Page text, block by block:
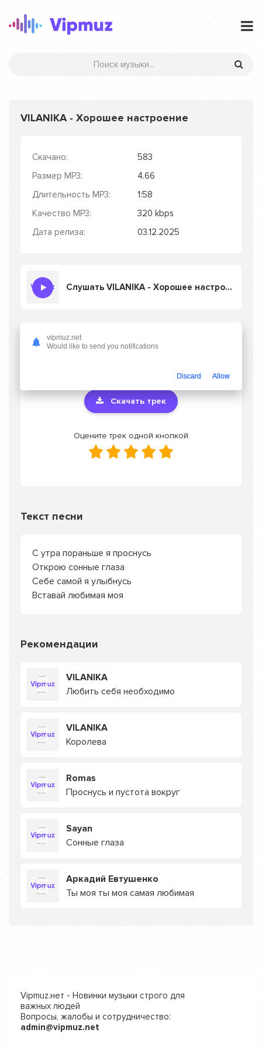
VILANIKA - Хорошее настроение
Скачано:
583
Размер MP3:
4.66
Длительность MP3:
1:58
Качество MP3:
320 kbps
Дата релиза:
03.12.2025
Слушать VILANIKA - Хорошее настроение
Скачать песню VILANIKA - Хорошее
настроениев mp3 или слушать онлайн
Скачать трек
Оцените трек одной кнопкой
Текст песни
С утра пораньше я проснусь
Открою сонные глаза
Себе самой я улыбнусь
Вставай любимая моя
Рекомендации
VILANIKA
Любить себя необходимо
VILANIKA
Королева
Romas
Проснусь и пустота вокруг
Sayan
Сонные глаза
Аркадий Евтушенко
Ты моя ты моя самая любимая
Vipmuz.нет - Новинки музыки строго для
важных людей
Вопросы, жалобы и сотрудничество:
admin@vipmuz.net
vipmuz.net
Would like to send you notifications
Discard Allow